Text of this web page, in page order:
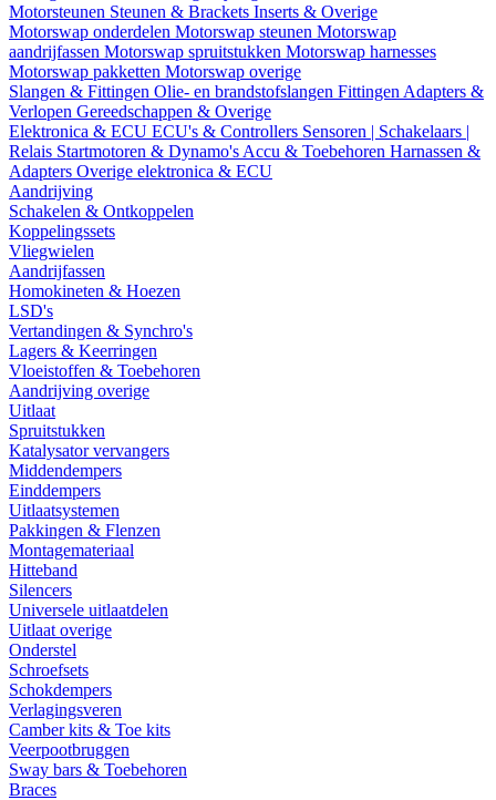
Motorsteunen Steunen & Brackets Inserts & Overige
Motorswap onderdelen Motorswap steunen Motorswap
aandrijfassen Motorswap spruitstukken Motorswap harnesses
Motorswap pakketten Motorswap overige
Slangen & Fittingen Olie- en brandstofslangen Fittingen Adapters &
Verlopen Gereedschappen & Overige
Elektronica & ECU ECU's & Controllers Sensoren | Schakelaars |
Relais Startmotoren & Dynamo's Accu & Toebehoren Harnassen &
Adapters Overige elektronica & ECU
Aandrijving
Schakelen & Ontkoppelen
Koppelingssets
Vliegwielen
Aandrijfassen
Homokineten & Hoezen
LSD's
Vertandingen & Synchro's
Lagers & Keerringen
Vloeistoffen & Toebehoren
Aandrijving overige
Uitlaat
Spruitstukken
Katalysator vervangers
Middendempers
Einddempers
Uitlaatsystemen
Pakkingen & Flenzen
Montagemateriaal
Hitteband
Silencers
Universele uitlaatdelen
Uitlaat overige
Onderstel
Schroefsets
Schokdempers
Verlagingsveren
Camber kits & Toe kits
Veerpootbruggen
Sway bars & Toebehoren
Braces